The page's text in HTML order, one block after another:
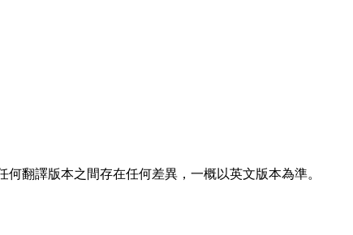
翻譯版本之間存在任何差異，⼀概以英文版本為準。